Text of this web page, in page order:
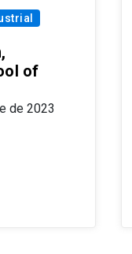
of
de 2023